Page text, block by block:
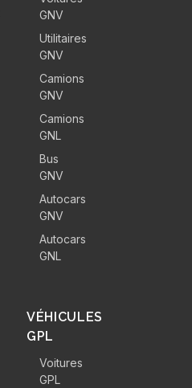
GNV
Utilitaires
GNV
Camions
GNV
Camions
GNL
Bus
GNV
Autocars
GNV
Autocars
GNL
VÉHICULES
GPL
Voitures
GPL